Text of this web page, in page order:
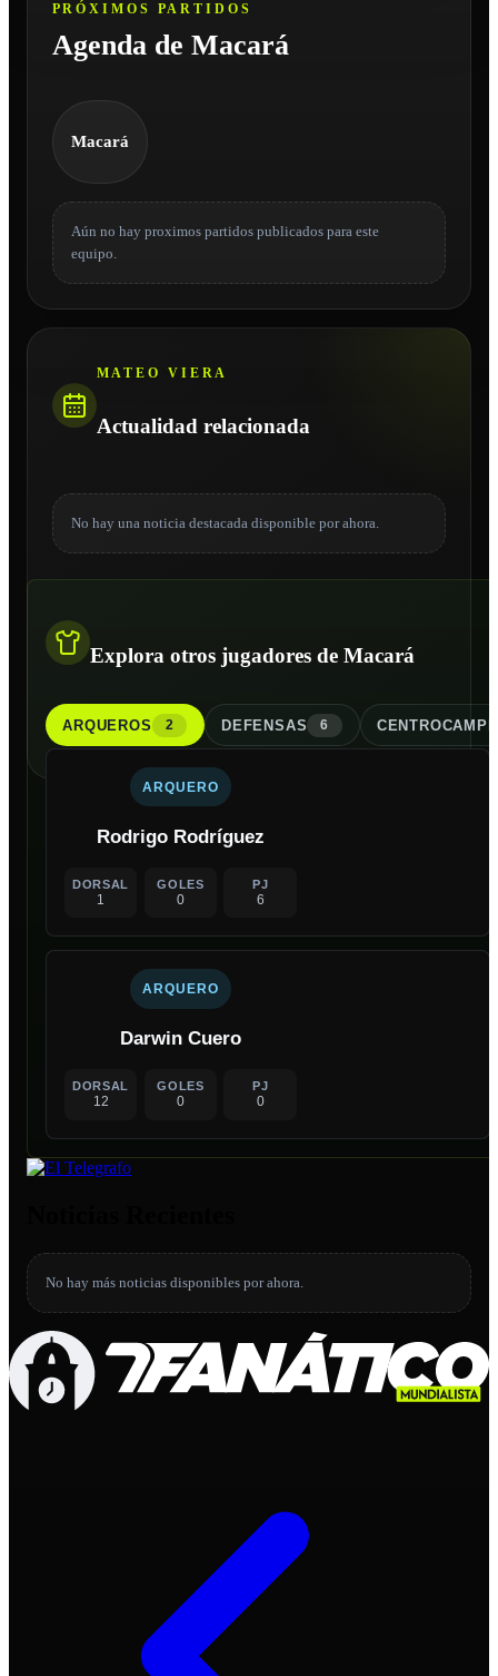
PRÓXIMOS PARTIDOS
Agenda de Macará
Macará
Aún no hay proximos partidos publicados para este
equipo.
MATEO VIERA
Actualidad relacionada
No hay una noticia destacada disponible por ahora.
Explora otros jugadores de Macará
ARQUEROS 2 DEFENSAS 6
ARQUERO
Rodrigo Rodríguez
DORSAL
1
GOLES
0
PJ
6
ARQUERO
Darwin Cuero
DORSAL
12
GOLES
0
PJ
0
No hay más noticias disponibles por ahora.